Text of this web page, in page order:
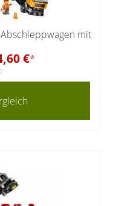
mit
€*